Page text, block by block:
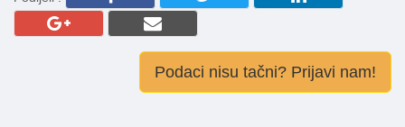
Podaci nisu tačni? Prijavi nam!